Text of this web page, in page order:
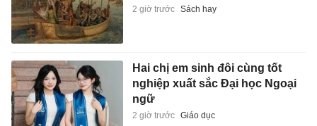
2 giờ trước Sách hay
Hai chị em sinh đôi cùng tốt
nghiệp xuất sắc Đại học Ngoại
ngữ
2 giờ trước Giáo dục